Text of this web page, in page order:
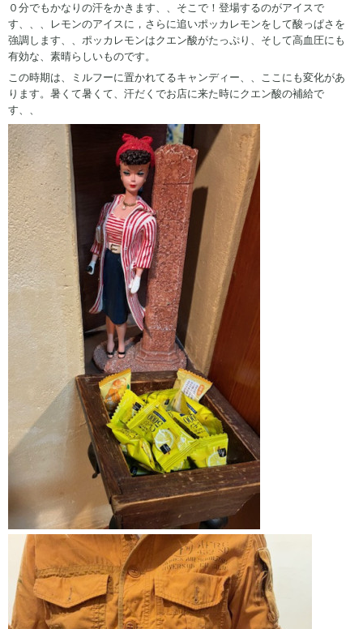
０分でもかなりの汗をかきます、、そこで！登場するのがアイスで
す、、、レモンのアイスに，さらに追いポッカレモンをして酸っぱさを
強調します、、ポッカレモンはクエン酸がたっぷり、そして高血圧にも
有効な、素晴らしいものです。
この時期は、ミルフーに置かれてるキャンディー、、ここにも変化があ
ります。暑くて暑くて、汗だくでお店に来た時にクエン酸の補給で
す、、